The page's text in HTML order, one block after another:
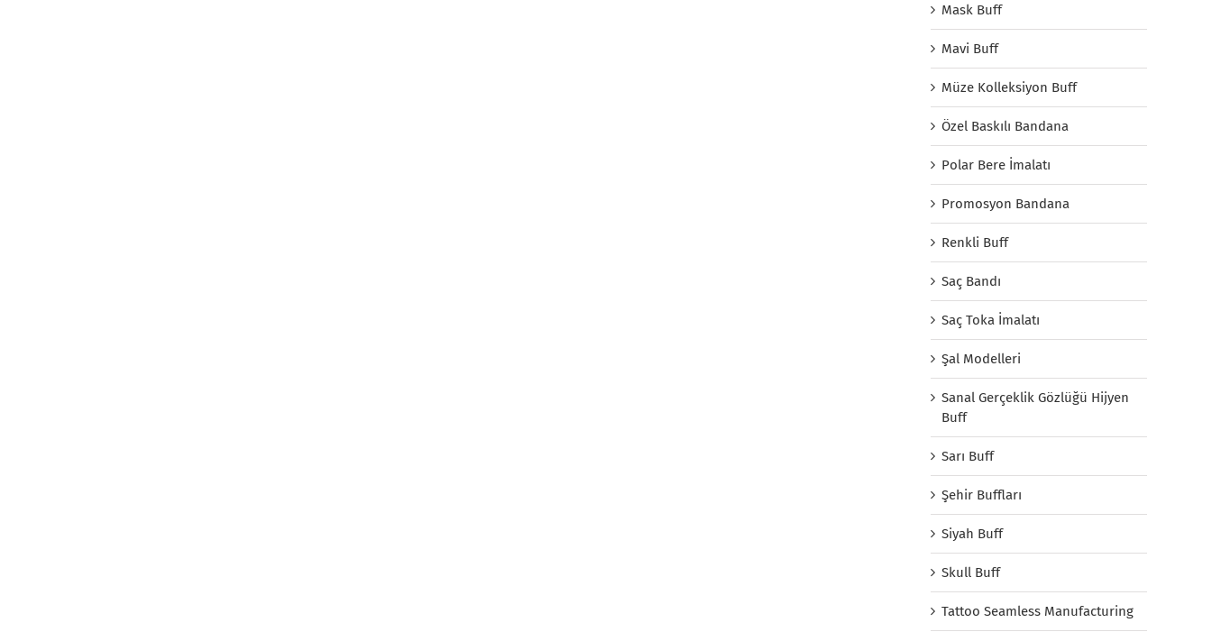
Mask Buff
Mavi Buff
Müze Kolleksiyon Buff
Özel Baskılı Bandana
Polar Bere İmalatı
Promosyon Bandana
Renkli Buff
Saç Bandı
Saç Toka İmalatı
Şal Modelleri
Sanal Gerçeklik Gözlüğü Hijyen
Buff
Sarı Buff
Şehir Buffları
Siyah Buff
Skull Buff
Tattoo Seamless Manufacturing